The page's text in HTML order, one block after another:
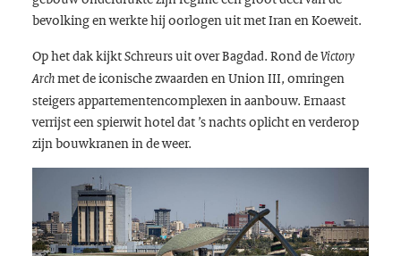
bevolking en werkte hij oorlogen uit met Iran en Koeweit.
Op het dak kijkt Schreurs uit over Bagdad. Rond deVictory
Archmet de iconische zwaarden en Union III, omringen
steigers appartementencomplexen in aanbouw. Ernaast
verrijst een spierwit hotel dat ’s nachts oplicht en verderop
zijn bouwkranen in de weer.